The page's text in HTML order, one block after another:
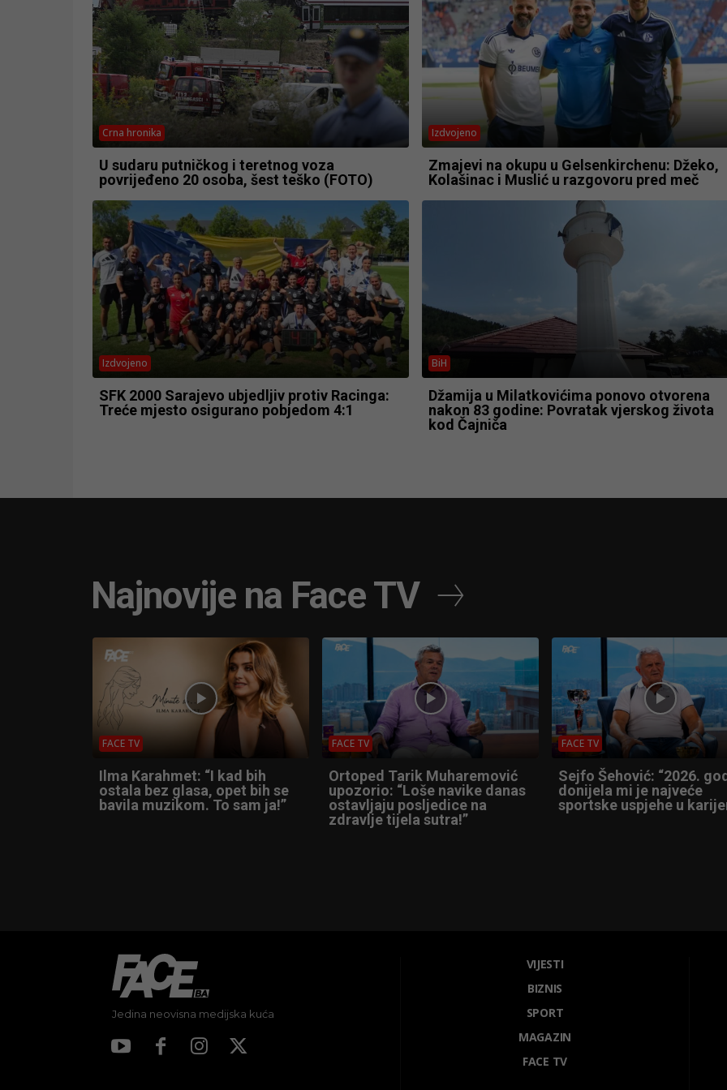
Crna hronika
U sudaru putničkog i teretnog voza
povrijeđeno 20 osoba, šest teško (FOTO)
Izdvojeno
Zmajevi na okupu u Gelsenkirchenu: Džeko,
Kolašinac i Muslić u razgovoru pred meč
Izdvojeno
SFK 2000 Sarajevo ubjedljiv protiv Racinga:
Treće mjesto osigurano pobjedom 4:1
BiH
Džamija u Milatkovićima ponovo otvorena
nakon 83 godine: Povratak vjerskog života
kod Čajniča
Najnovije na Face TV
FACE TV
Ilma Karahmet: “I kad bih
ostala bez glasa, opet bih se
bavila muzikom. To sam ja!”
FACE TV
Ortoped Tarik Muharemović
upozorio: “Loše navike danas
ostavljaju posljedice na
zdravlje tijela sutra!”
FACE TV
Sejfo Šehović: “2026.
donijela mi je najveće
sportske uspjehe u
Jedina neovisna medijska kuća
VIJESTI
BIZNIS
SPORT
MAGAZIN
FACE TV